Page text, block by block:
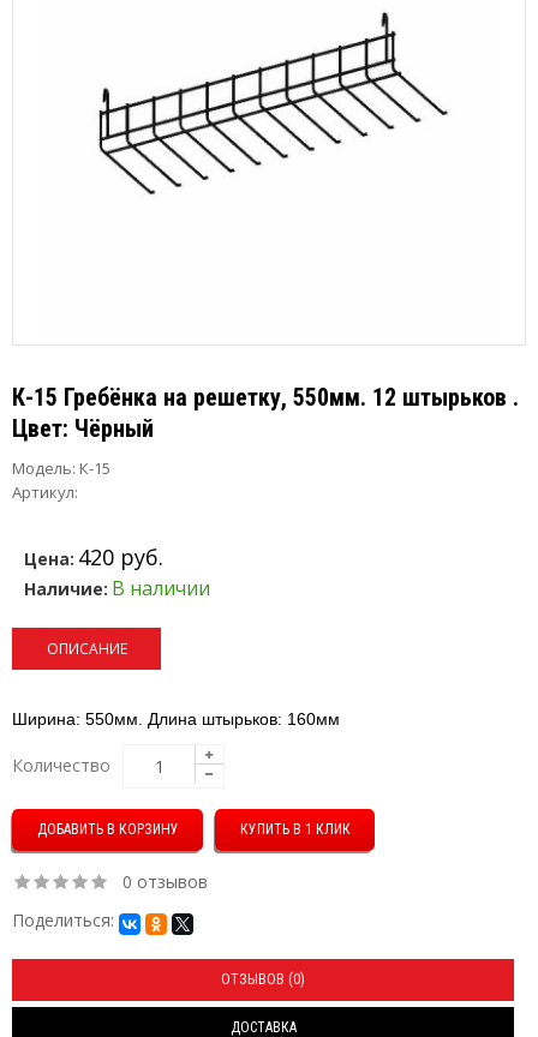
К-15 Гребёнка на решетку, 550мм. 12 штырьков .
Цвет: Чёрный
Модель: К-15
Артикул:
Цена: 420 руб.
Наличие: В наличии
ОПИСАНИЕ
Ширина: 550мм . Длина штырьков: 160мм
Количество
КУПИТЬ В 1 КЛИК
0 отзывов
Поделиться:
ОТЗЫВОВ (0)
ДОСТАВКА